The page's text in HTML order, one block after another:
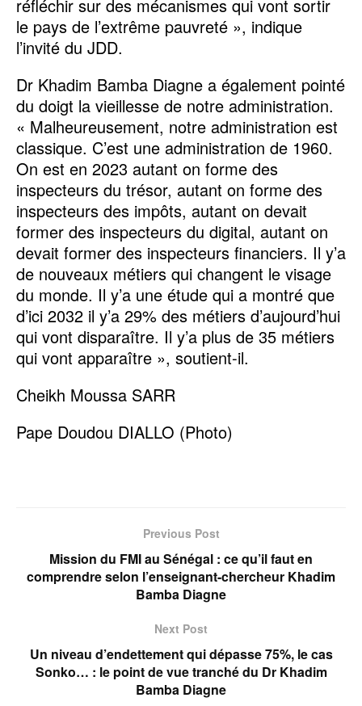
réfléchir sur des mécanismes qui vont sortir
le pays de l’extrême pauvreté », indique
l’invité du JDD.
Dr Khadim Bamba Diagne a également pointé
du doigt la vieillesse de notre administration.
« Malheureusement, notre administration est
classique. C’est une administration de 1960.
On est en 2023 autant on forme des
inspecteurs du trésor, autant on forme des
inspecteurs des impôts, autant on devait
former des inspecteurs du digital, autant on
devait former des inspecteurs financiers. Il y’a
de nouveaux métiers qui changent le visage
du monde. Il y’a une étude qui a montré que
d’ici 2032 il y’a 29% des métiers d’aujourd’hui
qui vont disparaître. Il y’a plus de 35 métiers
qui vont apparaître », soutient-il.
Cheikh Moussa SARR
Pape Doudou DIALLO (Photo)
Previous Post
Mission du FMI au Sénégal : ce qu’il faut en
comprendre selon l’enseignant-chercheur Khadim
Bamba Diagne
Next Post
Un niveau d’endettement qui dépasse 75%, le cas
Sonko… : le point de vue tranché du Dr Khadim
Bamba Diagne